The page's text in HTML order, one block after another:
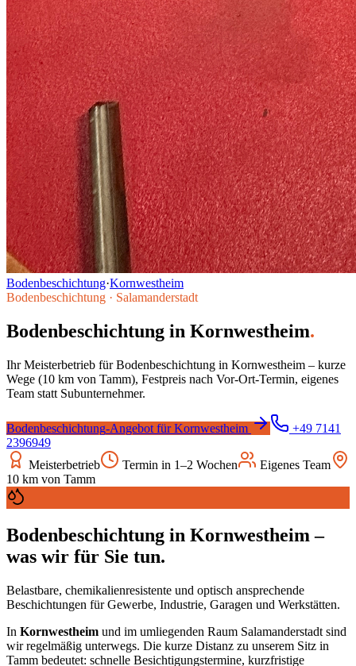
Bodenbeschichtung·Kornwestheim
Bodenbeschichtung · Salamanderstadt
Bodenbeschichtung in Kornwestheim.
Ihr Meisterbetrieb fürBodenbeschichtung in Kornwestheim – kurze
Wege (10 km von Tamm), Festpreis nach Vor-Ort-Termin, eigenes
Team statt Subunternehmer.
Bodenbeschichtung-Angebot fürKornwestheim
+49 7141
2396949
Meisterbetrieb
Termin in 1–2 Wochen
Eigenes Team
10 km von Tamm
Bodenbeschichtung in Kornwestheim –
was wir für Sie tun.
Belastbare, chemikalienresistente und optisch ansprechende
Beschichtungen für Gewerbe, Industrie, Garagen und Werkstätten.
In Kornwestheim und im umliegenden Raum Salamanderstadt sind
wir regelmäßig unterwegs. Die kurze Distanz zu unserem Sitz in
Tamm bedeutet: schnelle Besichtigungstermine, kurzfristige